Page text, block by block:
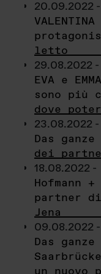
20.09.2022 -
letto
29.08.2022 -
EVA e
sono più
dove
23.08.2022 -
Das
dei
18.08.2022 -
Hofmann
partner di
Jena
09.08.2022 -
Das
un nuovo